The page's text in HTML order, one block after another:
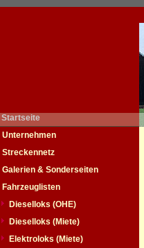
Startseite
Unternehmen
Streckennetz
Galerien & Sonderseiten
Fahrzeuglisten
Dieselloks (OHE)
Dieselloks (Miete)
Elektroloks (Miete)